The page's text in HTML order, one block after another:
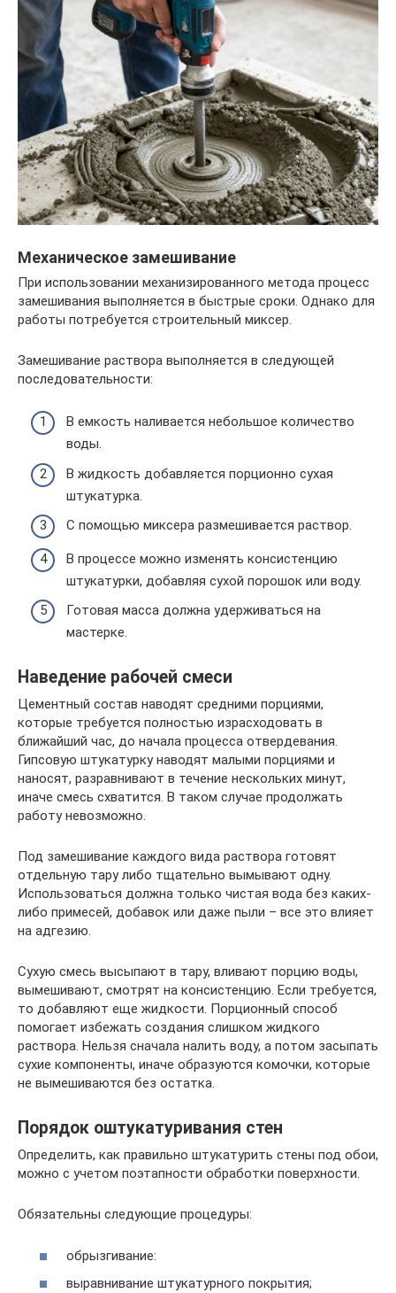
Механическое замешивание
При использовании механизированного метода процесс
замешивания выполняется в быстрые сроки. Однако для
работы потребуется строительный миксер.
Замешивание раствора выполняется в следующей
последовательности:
В емкость наливается небольшое количество
воды.
В жидкость добавляется порционно сухая
штукатурка.
С помощью миксера размешивается раствор.
В процессе можно изменять консистенцию
штукатурки, добавляя сухой порошок или воду.
Готовая масса должна удерживаться на
мастерке.
Наведение рабочей смеси
Цементный состав наводят средними порциями,
которые требуется полностью израсходовать в
ближайший час, до начала процесса отвердевания.
Гипсовую штукатурку наводят малыми порциями и
наносят, разравнивают в течение нескольких минут,
иначе смесь схватится. В таком случае продолжать
работу невозможно.
Под замешивание каждого вида раствора готовят
отдельную тару либо тщательно вымывают одну.
Использоваться должна только чистая вода без каких-
либо примесей, добавок или даже пыли – все это влияет
на адгезию.
Сухую смесь высыпают в тару, вливают порцию воды,
вымешивают, смотрят на консистенцию. Если требуется,
то добавляют еще жидкости. Порционный способ
помогает избежать создания слишком жидкого
раствора. Нельзя сначала налить воду, а потом засыпать
сухие компоненты, иначе образуются комочки, которые
не вымешиваются без остатка.
Порядок оштукатуривания стен
Определить, как правильно штукатурить стены под обои,
можно с учетом поэтапности обработки поверхности.
Обязательны следующие процедуры:
обрызгивание:
выравнивание штукатурного покрытия;